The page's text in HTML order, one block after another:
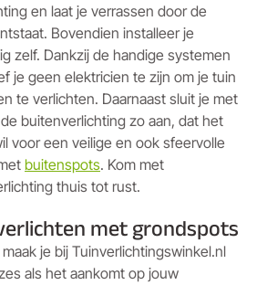
en laat je verrassen door de
Bovendien installeer je
zelf. Dankzij de handige systemen
je geen elektricien te zijn om je tuin
te verlichten. Daarnaast sluit je met
buitenverlichting zo aan, dat het
voor een veilige en ook sfeervolle
buitenspots. Kom met
thuis tot rust.
met grondspots
je bij Tuinverlichtingswinkel.nl
als het aankomt op jouw